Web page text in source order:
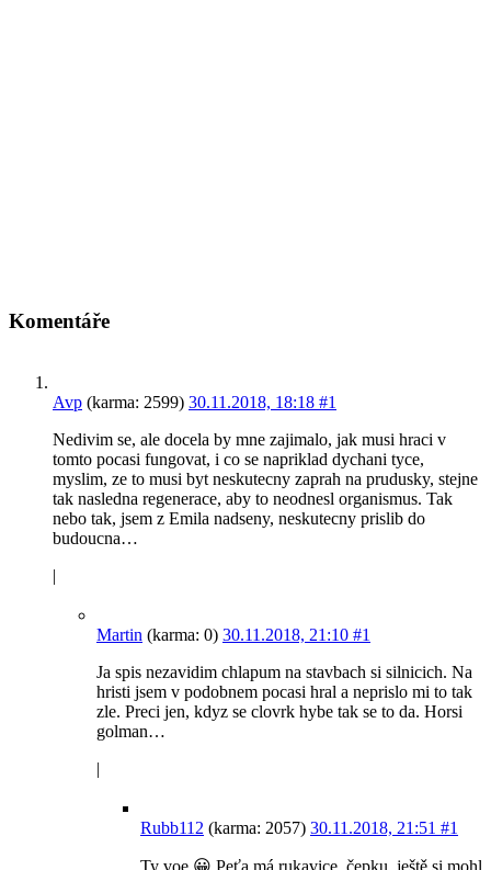
Komentáře
Avp (karma: 2599) 30.11.2018, 18:18 #1
Nedivim se, ale docela by mne zajimalo, jak musi hraci v
tomto pocasi fungovat, i co se napriklad dychani tyce,
myslim, ze to musi byt neskutecny zaprah na prudusky, stejne
tak nasledna regenerace, aby to neodnesl organismus. Tak
nebo tak, jsem z Emila nadseny, neskutecny prislib do
budoucna…
|
Martin (karma: 0) 30.11.2018, 21:10 #1
Ja spis nezavidim chlapum na stavbach si silnicich. Na
hristi jsem v podobnem pocasi hral a neprislo mi to tak
zle. Preci jen, kdyz se clovrk hybe tak se to da. Horsi
golman…
|
Rubb112 (karma: 2057) 30.11.2018, 21:51 #1